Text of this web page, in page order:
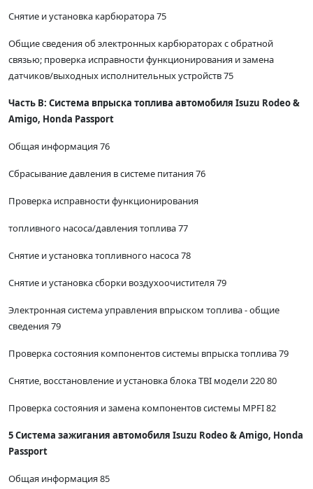
Снятие и установка карбюратора 75
Общие сведения об электронных карбюраторах с обратной
связью; проверка исправности функционирования и замена
датчиков/выходных исполнительных устройств 75
Часть В: Система впрыска топлива автомобиля Isuzu Rodeo &
Amigo, Honda Passport
Общая информация 76
Сбрасывание давления в системе питания 76
Проверка исправности функционирования
топливного насоса/давления топлива 77
Снятие и установка топливного насоса 78
Снятие и установка сборки воздухоочистителя 79
Электронная система управления впрыском топлива - общие
сведения 79
Проверка состояния компонентов системы впрыска топлива 79
Снятие, восстановление и установка блока TBI модели 220 80
Проверка состояния и замена компонентов системы MPFI 82
5 Система зажигания автомобиля Isuzu Rodeo & Amigo, Honda
Passport
Общая информация 85